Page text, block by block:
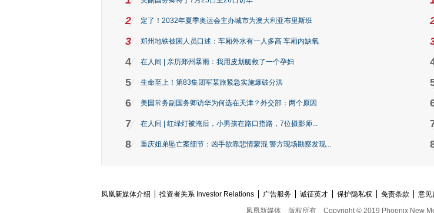
2 定了！2032年夏季奥运会主办城市为澳大利亚布里斯班
3 郑州地铁被困人员口述：车厢外水有一人多高 车厢内缺氧
4 在人间 | 亲历郑州暴雨：我用皮划艇救了一个孕妇
5 生命至上！第83集团军某旅紧急实施爆破分洪
6 美国常务副国务卿访华为何选在天津？外交部：两个原因
7 在人间 | 红绿灯被淹后，小男孩在路口指路，7位摄影师...
8 重庆姐弟坠亡案细节：凶手欲靠悲情蒙混 警方现场勘察发现...
凤凰新媒体介绍 投资者关系 Investor Relations 广告服务 诚征英才 保护隐私权 免责条款 意见
凤凰新媒体
版权所有 Copyright © 2019 Phoenix New